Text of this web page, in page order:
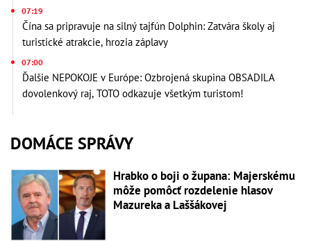
07:19
Čína sa pripravuje na silný tajfún Dolphin: Zatvára školy aj
turistické atrakcie, hrozia záplavy
07:00
Ďalšie NEPOKOJE v Európe: Ozbrojená skupina OBSADILA
dovolenkový raj, TOTO odkazuje všetkým turistom!
DOMÁCE SPRÁVY
Hrabko o boji o župana: Majerskému
môže pomôcť rozdelenie hlasov
Mazureka a Laššákovej